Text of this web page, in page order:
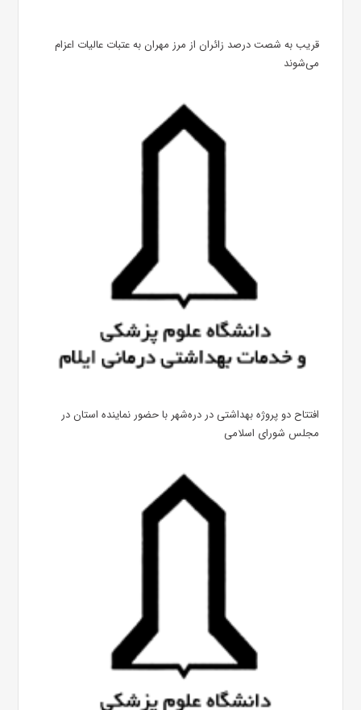
قریب به شصت درصد زائران از مرز مهران به عتبات عالیات اعزام
می‌شوند
افتتاح دو پروژه بهداشتی در دره‌شهر با حضور نماینده استان در
مجلس شورای اسلامی